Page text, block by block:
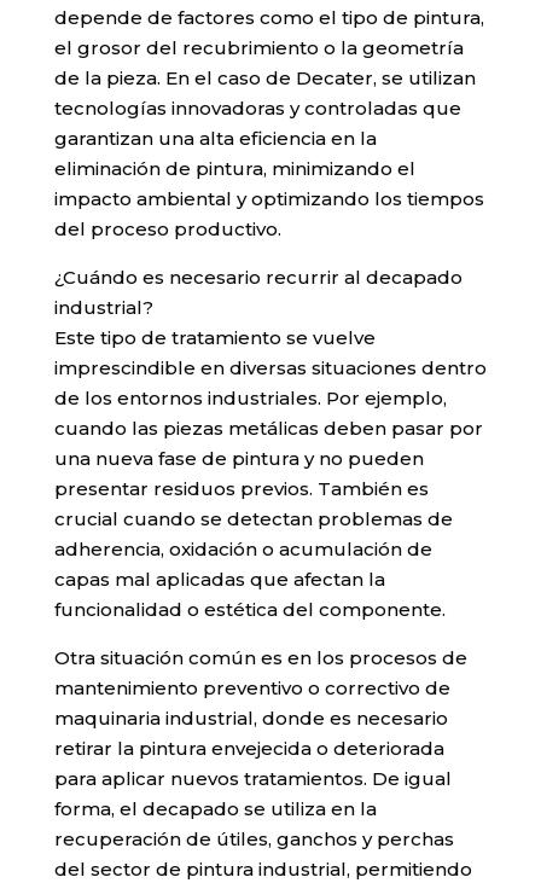
depende de factores como el tipo de pintura,
el grosor del recubrimiento o la geometría
de la pieza. En el caso de Decater, se utilizan
tecnologías innovadoras y controladas que
garantizan una alta eficiencia en la
eliminación de pintura, minimizando el
impacto ambiental y optimizando los tiempos
del proceso productivo.
¿Cuándo es necesario recurrir al decapado
industrial?
Este tipo de tratamiento se vuelve
imprescindible en diversas situaciones dentro
de los entornos industriales. Por ejemplo,
cuando las piezas metálicas deben pasar por
una nueva fase de pintura y no pueden
presentar residuos previos. También es
crucial cuando se detectan problemas de
adherencia, oxidación o acumulación de
capas mal aplicadas que afectan la
funcionalidad o estética del componente.
Otra situación común es en los procesos de
mantenimiento preventivo o correctivo de
maquinaria industrial, donde es necesario
retirar la pintura envejecida o deteriorada
para aplicar nuevos tratamientos. De igual
forma, el decapado se utiliza en la
recuperación de útiles, ganchos y perchas
del sector de pintura industrial, permitiendo